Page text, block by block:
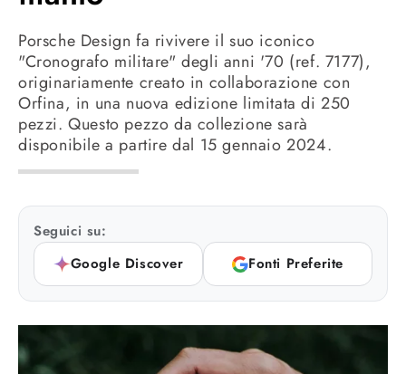
Porsche Design fa rivivere il suo iconico
"Cronografo militare" degli anni '70 (ref. 7177),
originariamente creato in collaborazione con
Orfina, in una nuova edizione limitata di 250
pezzi. Questo pezzo da collezione sarà
disponibile a partire dal 15 gennaio 2024.
Seguici su:
Google Discover
Fonti Preferite